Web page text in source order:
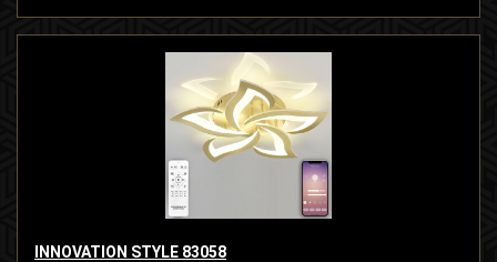
INNOVATION STYLE 83058